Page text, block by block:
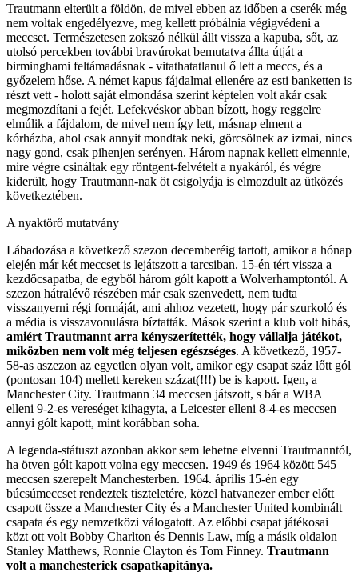
Trautmann elterült a földön, de mivel ebben az időben a cserék még
nem voltak engedélyezve, meg kellett próbálnia végigvédeni a
meccset. Természetesen zokszó nélkül állt vissza a kapuba, sőt, az
utolsó percekben további bravúrokat bemutatva állta útját a
birminghami feltámadásnak - vitathatatlanul ő lett a meccs, és a
győzelem hőse. A német kapus fájdalmai ellenére az esti banketten is
részt vett - holott saját elmondása szerint képtelen volt akár csak
megmozdítani a fejét. Lefekvéskor abban bízott, hogy reggelre
elmúlik a fájdalom, de mivel nem így lett, másnap elment a
kórházba, ahol csak annyit mondtak neki, görcsölnek az izmai, nincs
nagy gond, csak pihenjen serényen. Három napnak kellett elmennie,
mire végre csináltak egy röntgent-felvételt a nyakáról, és végre
kiderült, hogy Trautmann-nak öt csigolyája is elmozdult az ütközés
következtében.
A nyaktörő mutatvány
Lábadozása a következő szezon decemberéig tartott, amikor a hónap
elején már két meccset is lejátszott a tarcsiban. 15-én tért vissza a
kezdőcsapatba, de egyből három gólt kapott a Wolverhamptontól. A
szezon hátralévő részében már csak szenvedett, nem tudta
visszanyerni régi formáját, ami ahhoz vezetett, hogy pár szurkoló és
a média is visszavonulásra bíztatták. Mások szerint a klub volt hibás,
amiért Trautmannt arra kényszerítették, hogy vállalja játékot,
miközben nem volt még teljesen egészséges. A következő, 1957-
58-as aszezon az egyetlen olyan volt, amikor egy csapat száz lőtt gól
(pontosan 104) mellett kereken százat(!!!) be is kapott. Igen, a
Manchester City. Trautmann 34 meccsen játszott, s bár a WBA
elleni 9-2-es vereséget kihagyta, a Leicester elleni 8-4-es meccsen
annyi gólt kapott, mint korábban soha.
A legenda-státuszt azonban akkor sem lehetne elvenni Trautmanntól,
ha ötven gólt kapott volna egy meccsen. 1949 és 1964 között 545
meccsen szerepelt Manchesterben. 1964. április 15-én egy
búcsúmeccset rendeztek tiszteletére, közel hatvanezer ember előtt
csapott össze a Manchester City és a Manchester United kombinált
csapata és egy nemzetközi válogatott. Az előbbi csapat játékosai
közt ott volt Bobby Charlton és Dennis Law, míg a másik oldalon
Stanley Matthews, Ronnie Clayton és Tom Finney. Trautmann
volt a manchesteriek csapatkapitánya.